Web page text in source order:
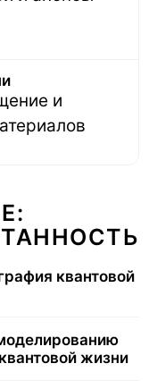
и
квантовой
жизни